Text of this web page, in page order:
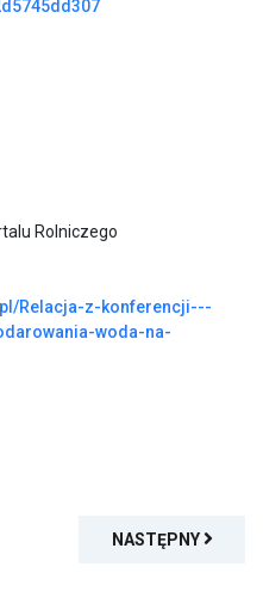
Rolniczego
Relacja-z-konferencji---
woda-na-
NASTĘPNY